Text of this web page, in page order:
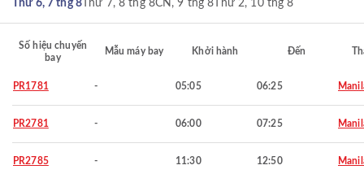
Thứ 6, 7 thg 8Thứ 7, 8 thg 8CN, 9 thg 8 Thứ 2, 10 thg 8
Số hiệu chuyến
bay
Mẫu máy bay Khởi hành Đến
PR1781 - 05:05 06:25
PR2781 - 06:00 07:25
PR2785 - 11:30 12:50